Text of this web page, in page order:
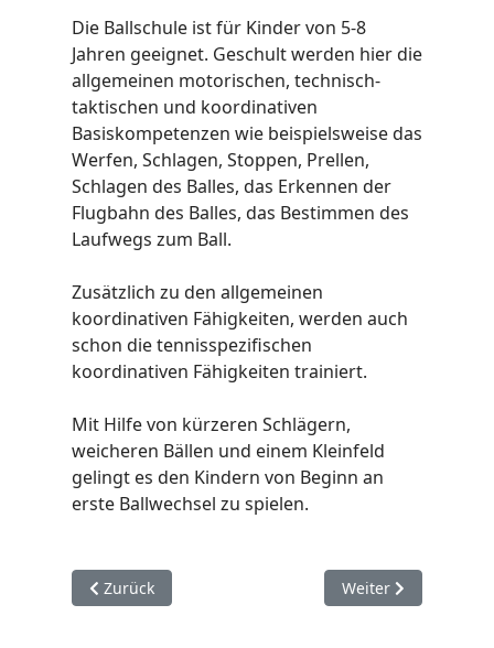
Die Ballschule ist für Kinder von 5-8
Jahren geeignet. Geschult werden hier die
allgemeinen motorischen, technisch-
taktischen und koordinativen
Basiskompetenzen wie beispielsweise das
Werfen, Schlagen, Stoppen, Prellen,
Schlagen des Balles, das Erkennen der
Flugbahn des Balles, das Bestimmen des
Laufwegs zum Ball.
Zusätzlich zu den allgemeinen
koordinativen Fähigkeiten, werden auch
schon die tennisspezifischen
koordinativen Fähigkeiten trainiert.
Mit Hilfe von kürzeren Schlägern,
weicheren Bällen und einem Kleinfeld
gelingt es den Kindern von Beginn an
erste Ballwechsel zu spielen.
Vorheriger Beitrag: Geschichte
Zurück Nächster Beitrag:
Weiter